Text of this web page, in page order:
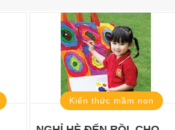
Kiến thức mầm non